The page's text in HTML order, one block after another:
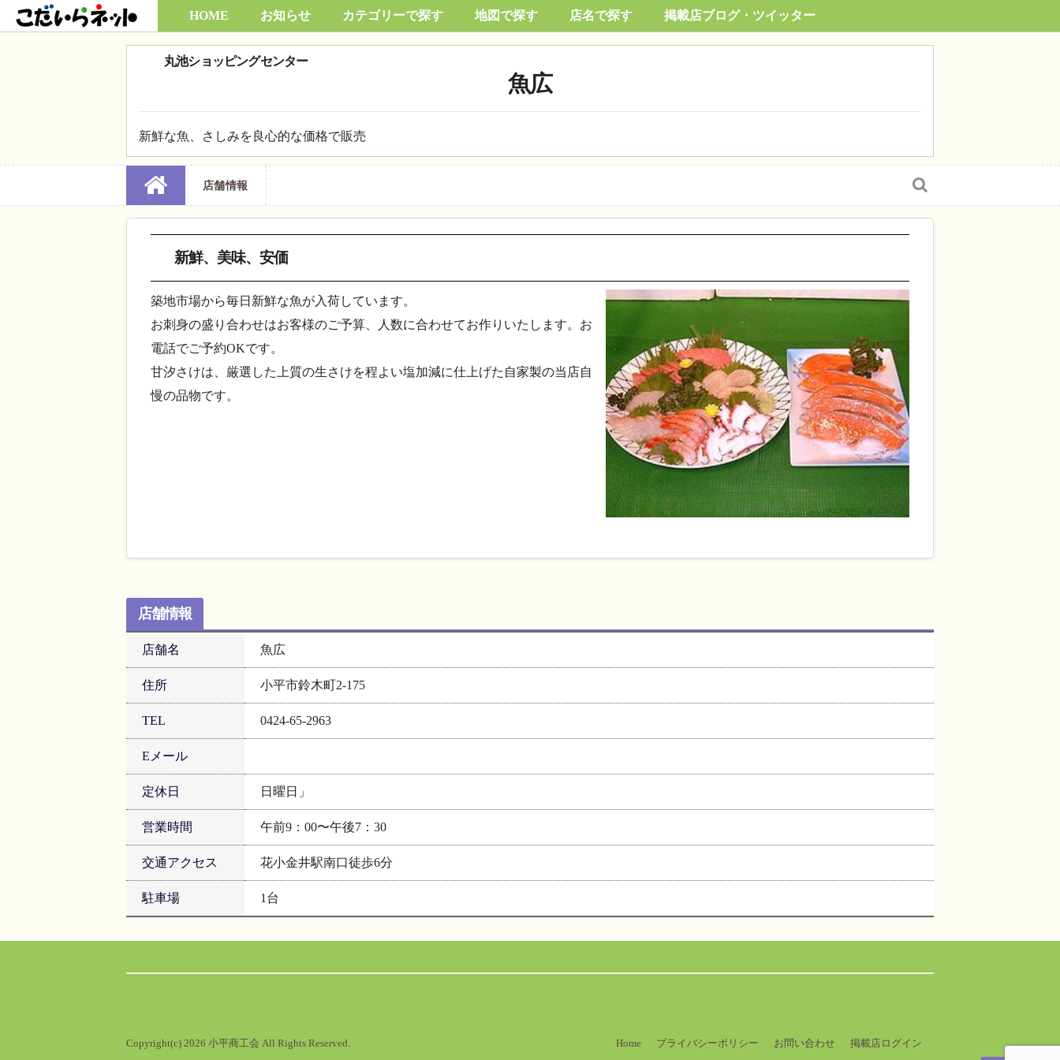
Skip
to
HOME お知らせ カテゴリーで探す 地図で探す 店名で探す 掲載店ブログ・ツイッター
丸池ショッピングセンター
魚広
新鮮な魚、さしみを良心的な価格で販売
店舗情報
新鮮、美味、安価
築地市場から毎日新鮮な魚が入荷しています。
お刺身の盛り合わせはお客様のご予算、人数に合わせてお作りいたします。お
電話でご予約OKです。
甘汐さけは、厳選した上質の生さけを程よい塩加減に仕上げた自家製の当店自
慢の品物です。
店舗情報
店舗名 魚広
住所 小平市鈴木町2-175
TEL 0424-65-2963
Eメール
定休日 日曜日」
営業時間 午前9：00〜午後7：30
交通アクセス 花小金井駅南口徒歩6分
駐車場 1台
Copyright(c) 2026 小平商工会 All Rights Reserved. Home プライバシーポリシー お問い合わせ 掲載店ログイン